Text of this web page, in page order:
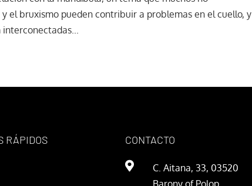
el bruxismo pueden contribuir a problemas en el cuello, y
RÁPIDOS CONTACTO

C. Aitana, 33, 03520
Barony of Polop,